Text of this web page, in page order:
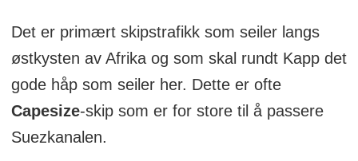
Det er primært skipstrafikk som seiler langs
østkysten av Afrika og som skal rundt Kapp det
gode håp som seiler her. Dette er ofte
Capesize-skip som er for store til å passere
Suezkanalen.